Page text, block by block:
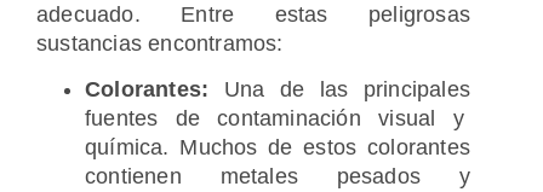
adecuado. Entre estas peligrosas
sustancias encontramos:
Colorantes: Una de las principales
fuentes de contaminación visual y
química. Muchos de estos colorantes
contienen metales pesados y